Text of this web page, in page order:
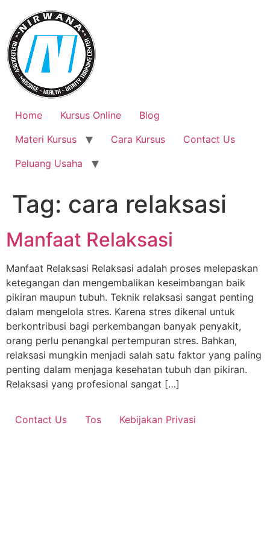
content
Home Kursus Online
Blog
Materi Kursus
Cara Kursus
Contact Us
Peluang Usaha
Tag: cara relaksasi
Manfaat Relaksasi
Manfaat Relaksasi Relaksasi adalah proses melepaskan
ketegangan dan mengembalikan keseimbangan baik
pikiran maupun tubuh. Teknik relaksasi sangat penting
dalam mengelola stres. Karena stres dikenal untuk
berkontribusi bagi perkembangan banyak penyakit,
orang perlu penangkal pertempuran stres. Bahkan,
relaksasi mungkin menjadi salah satu faktor yang paling
penting dalam menjaga kesehatan tubuh dan pikiran.
Relaksasi yang profesional sangat […]
Contact Us Tos Kebijakan Privasi